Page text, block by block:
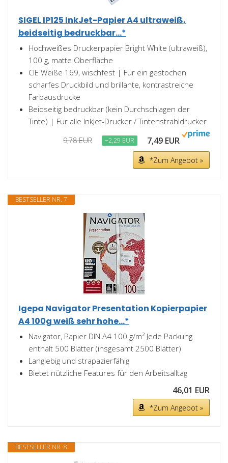
SIGEL IP125 InkJet-Papier A4 ultraweiß,
beidseitig bedruckbar...*
Hochweißes Druckerpapier Bright White (ultraweiß),
100 g, matte Oberfläche
CIE Weiße 169, wischfest | Für ein gestochen
scharfes Druckbild und brillante, kontrastreiche
Farbausdrucke
Beidseitig bedruckbar (kein Durchschlagen der
Tinte) | Für alle InkJet-Drucker / Tintenstrahldrucker
9,78 EUR −2,29 EUR 7,49 EUR
*Zum Angebot »
BESTSELLER NR. 7
Igepa Navigator Presentation Kopierpapier
A4 100g weiß sehr hohe...*
Navigator, Papier DIN A4 100 g/m² Jede Packung
enthält 500 Blätter (insgesamt 2500 Blätter)
Langlebig und strapazierfähig
Bietet nützliche Features für den Arbeitsalltag
46,01 EUR
*Zum Angebot »
BESTSELLER NR. 8